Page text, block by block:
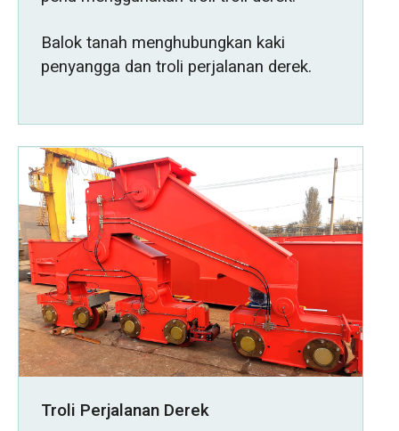
Balok tanah menghubungkan kaki
penyangga dan troli perjalanan derek.
Troli Perjalanan Derek